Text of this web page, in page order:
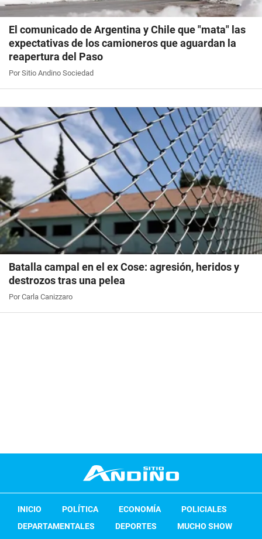
El comunicado de Argentina y Chile que "mata" las
expectativas de los camioneros que aguardan la
reapertura del Paso
Por Sitio Andino Sociedad
Batalla campal en el ex Cose: agresión, heridos y
destrozos tras una pelea
Por Carla Canizzaro
INICIO POLÍTICA ECONOMÍA
POLICIALES
DEPARTAMENTALES
DEPORTES
MUCHO SHOW